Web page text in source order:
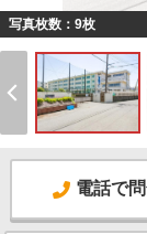
写真枚数：9枚
電話で